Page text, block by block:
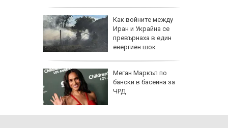
Как войните между
Иран и Украйна се
превърнаха в един
енергиен шок
Меган Маркъл по
бански в басейна за
ЧРД